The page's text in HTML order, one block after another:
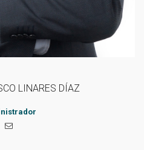
LINARES DÍAZ